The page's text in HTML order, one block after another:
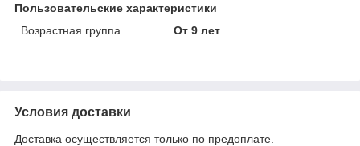
Пользовательские характеристики
Возрастная группа
От 9 лет
Условия доставки
Доставка осуществляется только по предоплате.